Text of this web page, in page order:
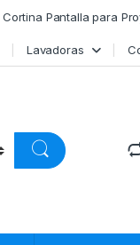
Cortina Pantalla para
Lavadoras